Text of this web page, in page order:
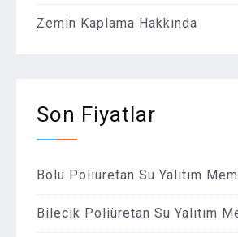
Zemin Kaplama Hakkında
Son Fiyatlar
Bolu Poliüretan Su Yalıtım
Bilecik Poliüretan Su Yalıtım